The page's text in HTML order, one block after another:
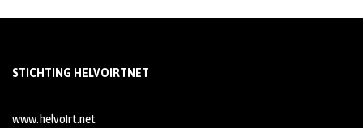
STICHTING HELVOIRTNET
www.helvoirt.net